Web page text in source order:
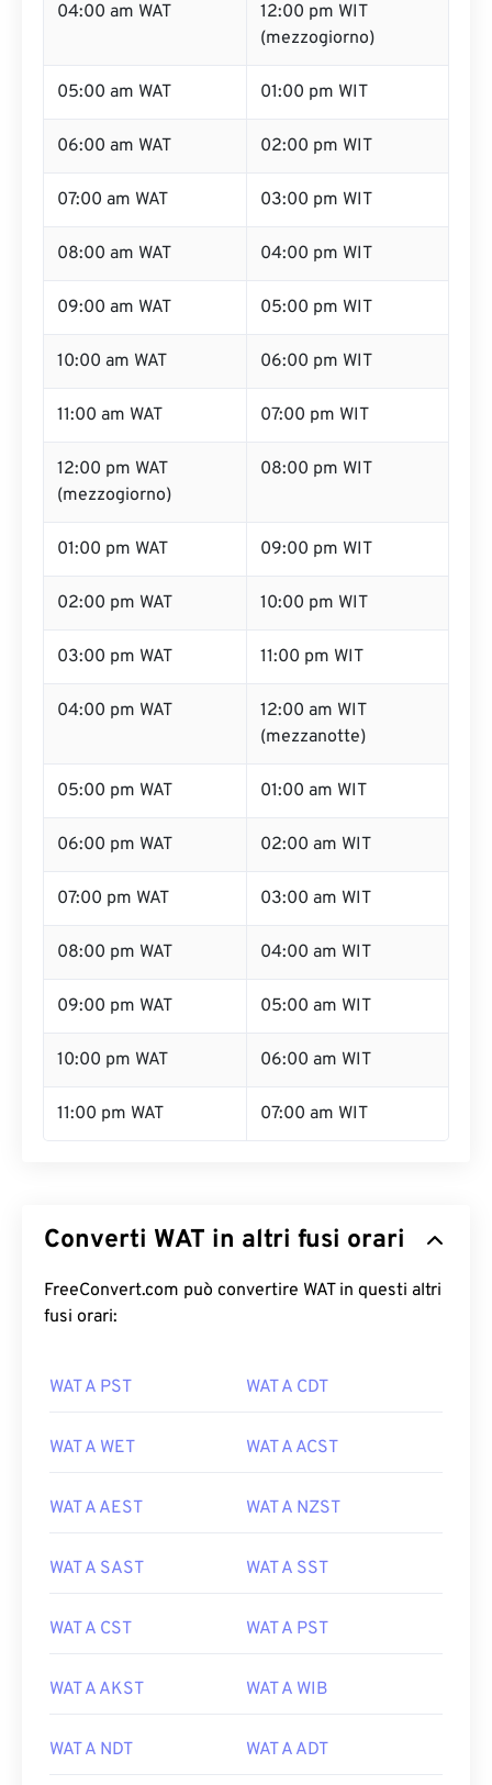
04:00 am WAT
12:00 pm WIT
(mezzogiorno)
05:00 am WAT 01:00 pm WIT
06:00 am WAT 02:00 pm WIT
07:00 am WAT 03:00 pm WIT
08:00 am WAT 04:00 pm WIT
09:00 am WAT 05:00 pm WIT
10:00 am WAT 06:00 pm WIT
11:00 am WAT 07:00 pm WIT
12:00 pm WAT
(mezzogiorno)
08:00 pm WIT
01:00 pm WAT 09:00 pm WIT
02:00 pm WAT 10:00 pm WIT
03:00 pm WAT 11:00 pm WIT
04:00 pm WAT
12:00 am WIT
(mezzanotte)
05:00 pm WAT 01:00 am WIT
06:00 pm WAT 02:00 am WIT
07:00 pm WAT 03:00 am WIT
08:00 pm WAT 04:00 am WIT
09:00 pm WAT 05:00 am WIT
10:00 pm WAT 06:00 am WIT
11:00 pm WAT 07:00 am WIT
Converti WAT in altri fusi orari
FreeConvert.com può convertire WAT in questi altri
fusi orari:
WAT A PST WAT A CDT
WAT A WET WAT A ACST
WAT A AEST WAT A NZST
WAT A SAST WAT A SST
WAT A CST WAT A PST
WAT A AKST WAT A WIB
WAT A NDT WAT A ADT